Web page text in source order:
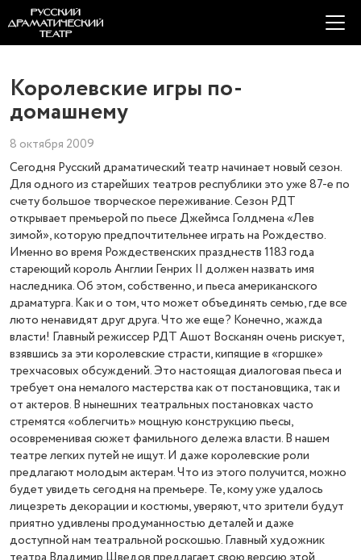
Королевские игры по-
домашнему
8 октября 2009
Сегодня Русский драматический театр начинает новый сезон.
Для одного из старейших театров республики это уже 87-е по
счету большое творческое переживание. Сезон РДТ
открывает премьерой по пьесе Джеймса Голдмена «Лев
зимой», которую предпочтительнее играть на Рождество.
Именно во время Рождественских празднеств 1183 года
стареющий король Англии Генрих II должен назвать имя
наследника. Об этом, собственно, и пьеса американского
драматурга. Как и о том, что может объединять семью, где все
люто ненавидят друг друга. Что же еще? Конечно, жажда
власти! Главный режиссер РДТ Ашот Восканян очень рискует,
взявшись за эти королевские страсти, кипящие в «горшке»
трехчасовых обсуждений. Это настоящая диалоговая пьеса и
требует она немалого мастерства как от постановщика, так и
от актеров. В нынешних театральных постановках часто
стремятся «облегчить» мощную конструкцию пьесы,
осовременивая сюжет фамильного дележа власти. В нашем
театре легких путей не ищут. И даже королевские роли
предлагают молодым актерам. Что из этого получится, можно
будет увидеть сегодня на премьере. Те, кому уже удалось
лицезреть декорации и костюмы, уверяют, что зрители будут
приятно удивлены продуманностью деталей и даже
доступной нам театральной роскошью. Главный художник